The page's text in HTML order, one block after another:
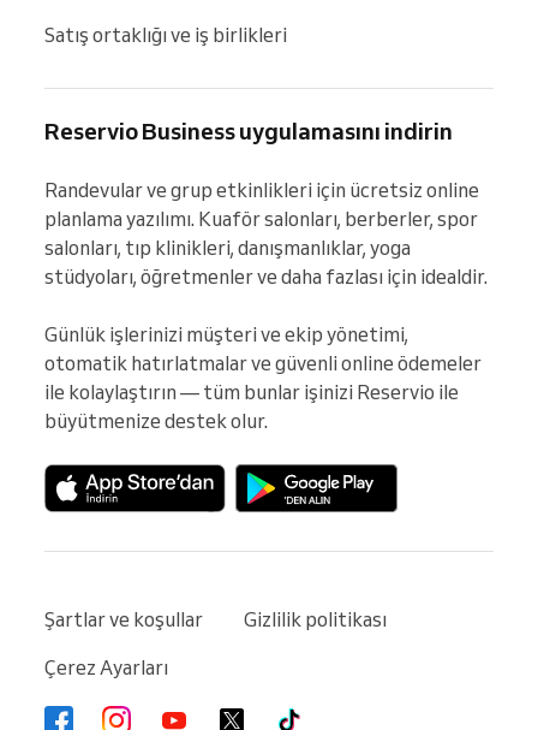
Satış ortaklığı ve iş birlikleri
Reservio Business uygulamasını indirin
Randevular ve grup etkinlikleri için ücretsiz online
planlama yazılımı. Kuaför salonları, berberler, spor
salonları, tıp klinikleri, danışmanlıklar, yoga
stüdyoları, öğretmenler ve daha fazlası için idealdir.
Günlük işlerinizi müşteri ve ekip yönetimi,
otomatik hatırlatmalar ve güvenli online ödemeler
ile kolaylaştırın — tüm bunlar işinizi Reservio ile
büyütmenize destek olur.
Şartlar ve koşullar
Gizlilik politikası
Çerez Ayarları